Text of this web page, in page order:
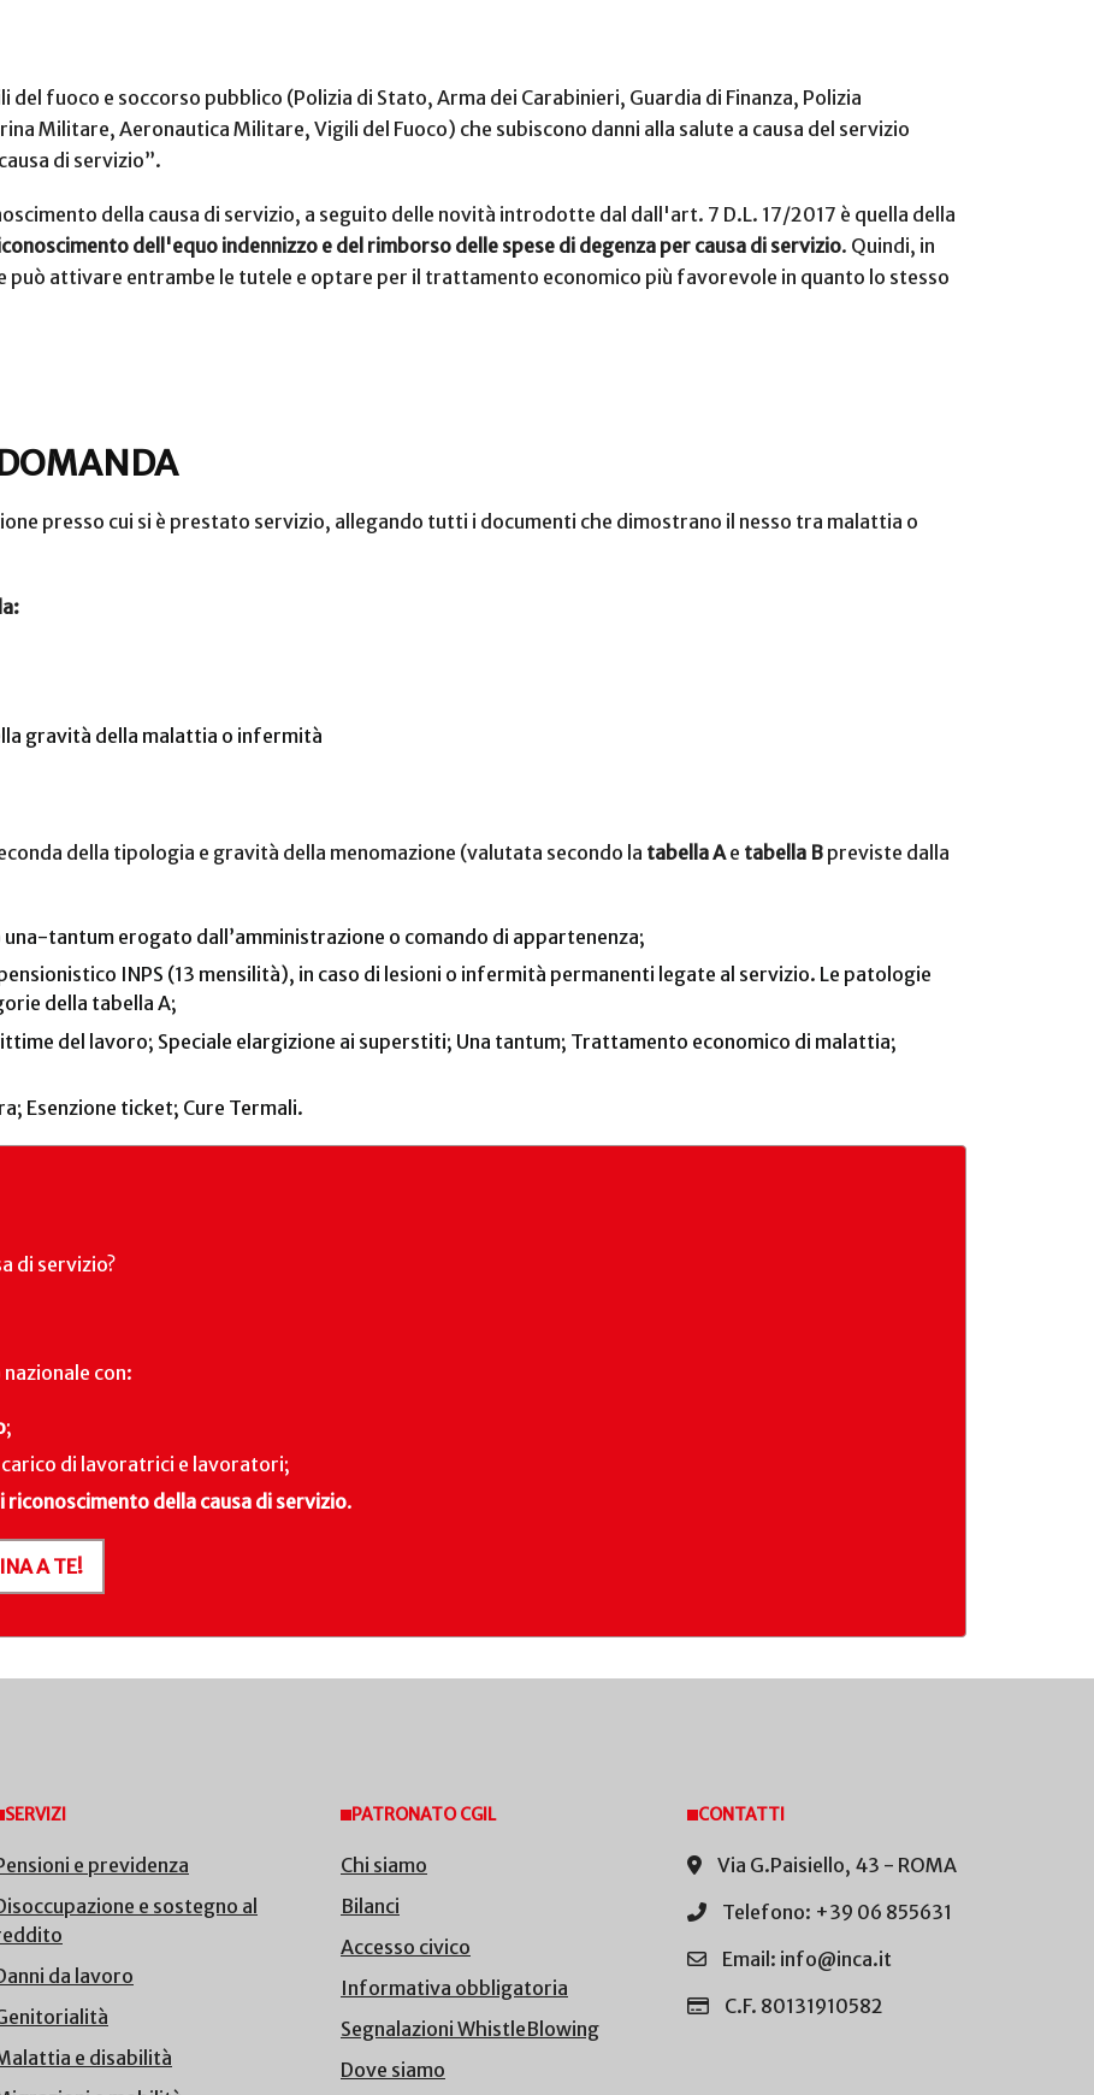
fuoco e soccorso pubblico (Polizia di Stato, Arma dei Carabinieri, Guardia di Finanza, Polizia
Militare, Aeronautica Militare, Vigili del Fuoco) che subiscono danni alla salute a causa del servizio
di servizio”.
della causa di servizio, a seguito delle novità introdotte dal dall'art. 7 D.L. 17/2017 è quella della
dell'equo indennizzo e del rimborso delle spese di degenza per causa di servizio. Quindi, in
attivare entrambe le tutele e optare per il trattamento economico più favorevole in quanto lo stesso
presso cui si è prestato servizio, allegando tutti i documenti che dimostrano il nesso tra malattia o
gravità della malattia o infermità
della tipologia e gravità della menomazione (valutata secondo la tabella Ae tabella B previste dalla
tantum erogato dall’amministrazione o comando di appartenenza;
INPS (13 mensilità), in caso di lesioni o infermità permanenti legate al servizio. Le patologie
della tabella A;
del lavoro; Speciale elargizione ai superstiti; Una tantum; Trattamento economico di malattia;
Esenzione ticket; Cure Termali.
di servizio?
con:
;
di lavoratrici e lavoratori;
riconoscimento della causa di servizio.
A TE!
SERVIZI
e previdenza
e sostegno al
da lavoro
e disabilità
PATRONATO CGIL
Chi siamo
Bilanci
Accesso civico
Informativa obbligatoria
Segnalazioni WhistleBlowing
Dove siamo
CONTATTI
Via G.Paisiello, 43 - ROMA
Telefono: +39 06 855631
Email: info@inca.it
C.F. 80131910582